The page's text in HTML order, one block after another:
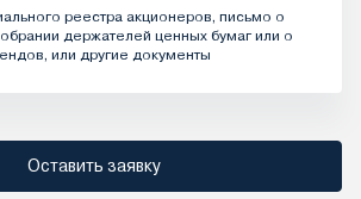
реестра акционеров, письмо о
держателей ценных бумаг или о
или другие документы
Оставить заявку